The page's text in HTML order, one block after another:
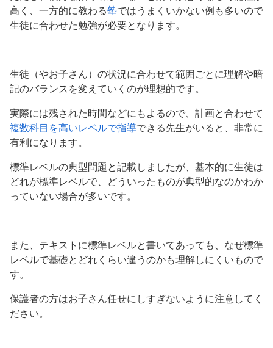
高く、一方的に教わる塾ではうまくいかない例も多いので
生徒に合わせた勉強が必要となります。
生徒（やお子さん）の状況に合わせて範囲ごとに理解や暗
記のバランスを変えていくのが理想的です。
実際には残された時間などにもよるので、計画と合わせて
複数科目を高いレベルで指導できる先生がいると、非常に
有利になります。
標準レベルの典型問題と記載しましたが、基本的に生徒は
どれが標準レベルで、どういったものが典型的なのかわか
っていない場合が多いです。
また、テキストに標準レベルと書いてあっても、なぜ標準
レベルで基礎とどれくらい違うのかも理解しにくいもので
す。
保護者の方はお子さん任せにしすぎないように注意してく
ださい。